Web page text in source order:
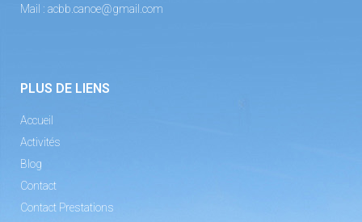
Mail : acbb.canoe@gmail.com
PLUS DE LIENS
Accueil
Activités
Blog
Contact
Contact Prestations